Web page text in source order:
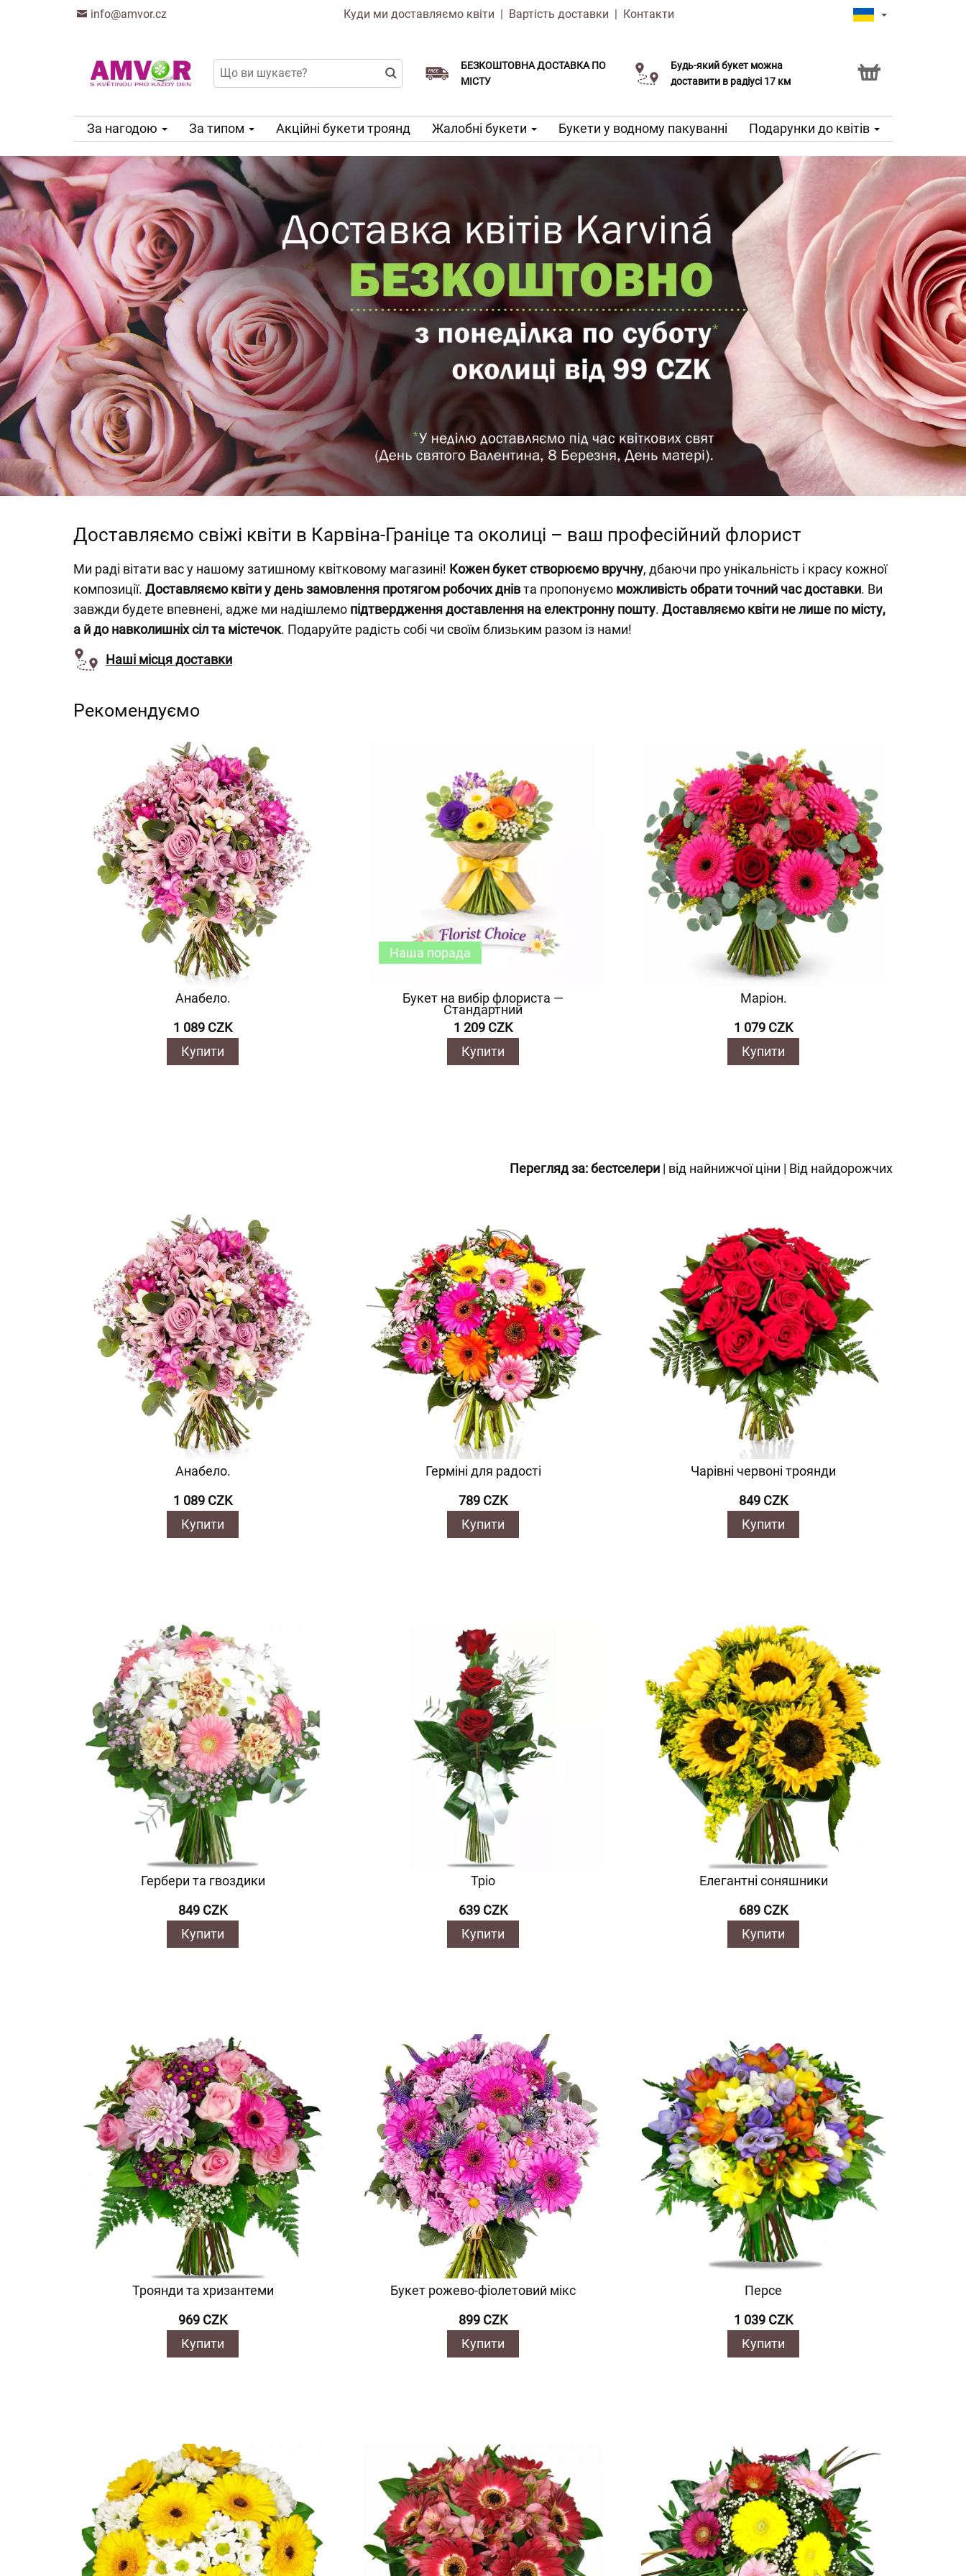
info@amvor.cz Куди ми доставляємо квіти | Вартість доставки | Контакти
БЕЗКОШТОВНА ДОСТАВКА ПО
МІСТУ
Доставка в той же день доступна
Виберіть дату доставки
Будь-який букет можна
доставити в радіусі 17 км
Послуга Click & Collect
За нагодою За типом Акційні букети троянд Жалобні букети Букети у водному пакуванні Подарунки до квітів
Доставляємо свіжі квіти в Карвіна-Граніце та околиці – ваш професійний флорист
Ми раді вітати вас у нашому затишному квітковому магазині! Кожен букет створюємо вручну, дбаючи про унікальність і красу кожної
композиції. Доставляємо квіти у день замовлення протягом робочих днівта пропонуємо можливість обрати точний час доставки. Ви
завжди будете впевнені, адже ми надішлемо підтвердження доставлення на електронну пошту. Доставляємо квіти не лише по місту,
а й до навколишніх сіл та містечок. Подаруйте радість собі чи своїм близьким разом із нами!
Наші місця доставки
Рекомендуємо
Анабело.
1 089 CZK
Купити
Букет на вибір флориста —
Стандартний
1 209 CZK
Купити
Наша порада
Маріон.
1 079 CZK
Купити
Перегляд за:бестселери | від найнижчої ціни | Від найдорожчих
Анабело.
1 089 CZK
Купити
Герміні для радості
789 CZK
Купити
Чарівні червоні троянди
849 CZK
Купити
Гербери та гвоздики
849 CZK
Купити
Тріо
639 CZK
Купити
Елегантні соняшники
689 CZK
Купити
Троянди та хризантеми
969 CZK
Купити
Букет рожево-фіолетовий мікс
899 CZK
Купити
Персе
1 039 CZK
Купити